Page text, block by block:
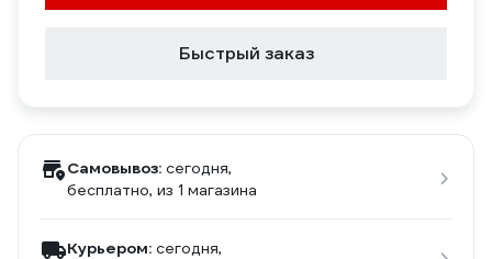
Быстрый заказ
Самовывоз: сегодня,
бесплатно, из 1 магазина
Курьером: сегодня,